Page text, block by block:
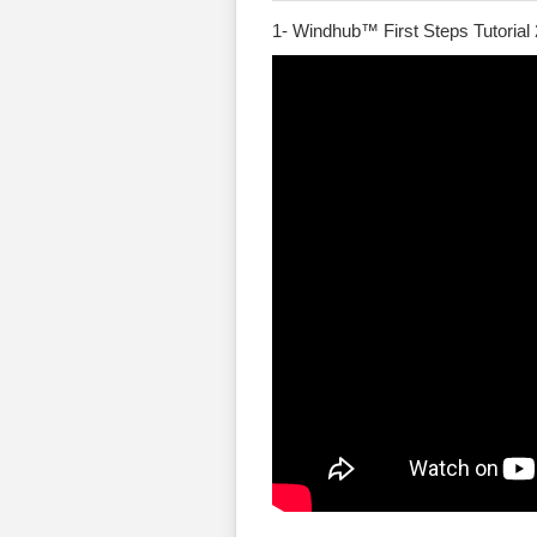
1- Windhub™ First Steps Tutorial